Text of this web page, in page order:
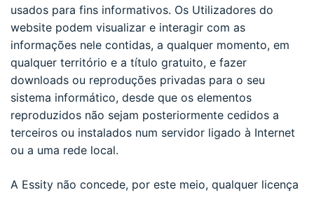
usados para fins informativos. Os Utilizadores do
website podem visualizar e interagir com as
informações nele contidas, a qualquer momento, em
qualquer território e a título gratuito, e fazer
downloads ou reproduções privadas para o seu
sistema informático, desde que os elementos
reproduzidos não sejam posteriormente cedidos a
terceiros ou instalados num servidor ligado à Internet
ou a uma rede local.
A Essity não concede, por este meio, qualquer licença